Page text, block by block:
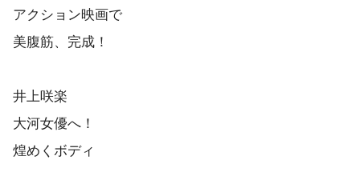
アクション映画で
美腹筋、完成！
井上咲楽
大河女優へ！
煌めくボディ